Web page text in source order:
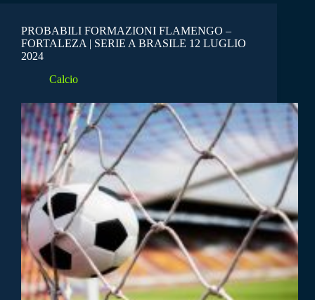
PROBABILI FORMAZIONI FLAMENGO –
FORTALEZA | SERIE A BRASILE 12 LUGLIO
2024
Calcio